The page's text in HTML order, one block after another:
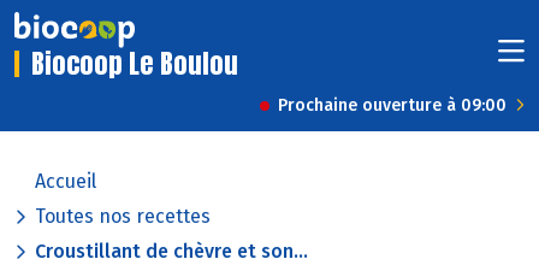
Biocoop Le Boulou
Prochaine ouverture à 09:00
Accueil
Toutes nos recettes
Croustillant de chèvre et son...